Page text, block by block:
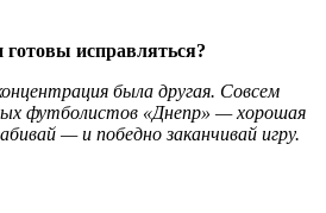
исправляться?
была другая. Совсем
футболистов «Днепр» — хорошая
— и победно заканчивай игру.